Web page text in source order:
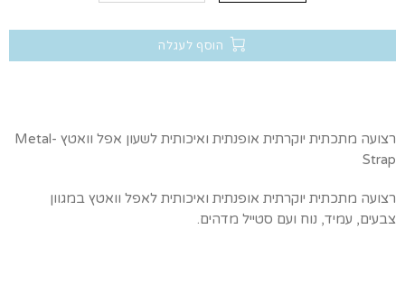
הוסף לעגלה
רצועה מתכתית יוקרתית אופנתית ואיכותית לשעון אפל וואטץ -Metal
Strap
רצועה מתכתית יוקרתית אופנתית ואיכותית לאפל וואטץ במגוון
צבעים, עמיד, נוח ועם סטייל מדהים.